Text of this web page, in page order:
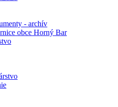
- archív
obce Horný Bar